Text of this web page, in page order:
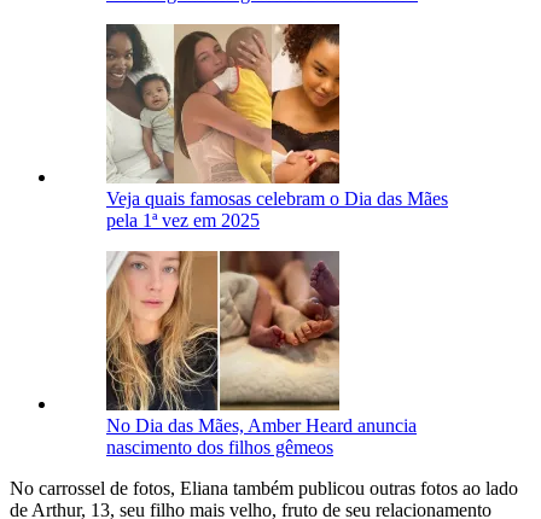
Veja quais famosas celebram o Dia das Mães
pela 1ª vez em 2025
No Dia das Mães, Amber Heard anuncia
nascimento dos filhos gêmeos
No carrossel de fotos, Eliana também publicou outras fotos ao lado
de Arthur, 13, seu filho mais velho, fruto de seu relacionamento